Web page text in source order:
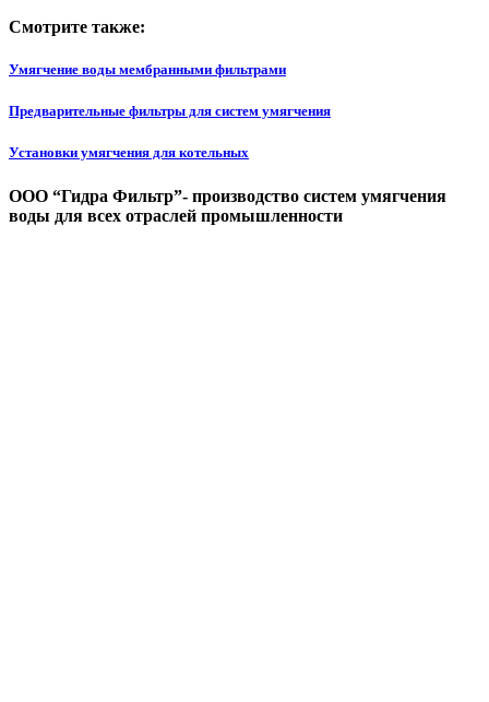
Смотрите также:
Умягчение воды мембранными фильтрами
Предварительные фильтры для систем умягчения
Установки умягчения для котельных
ООО “Гидра Фильтр”- производство систем умягчения
воды для всех отраслей промышленности